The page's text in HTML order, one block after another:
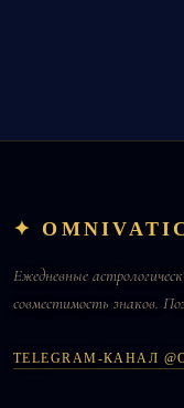
✦
Ежедневные
совместимость знаков.
TELEGRAM-КАНАЛ